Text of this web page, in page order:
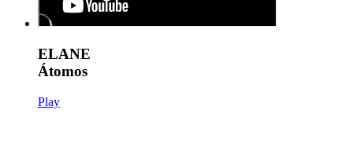
ELANE
Átomos
Play